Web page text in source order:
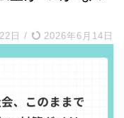
日 / 2026年6月14日